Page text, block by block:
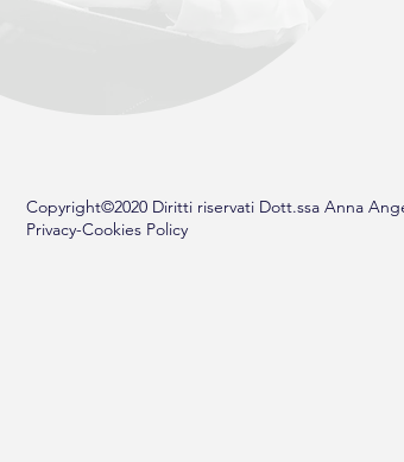
Copyright©2020 Diritti riservati Dott.ssa Anna
Privacy-Cookies Policy